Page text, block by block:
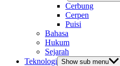
Cerbung
Cerpen
Puisi
Bahasa
Hukum
Sejarah
Teknologi Show sub menu